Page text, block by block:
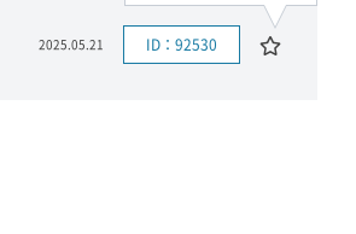
2025.05.21 ID：92530